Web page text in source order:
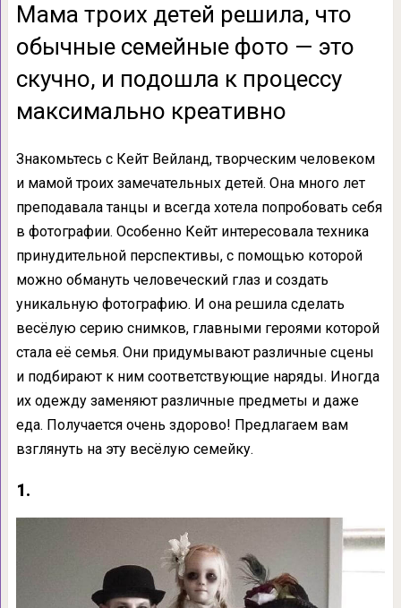
Мама троих детей решила, что
обычные семейные фото — это
скучно, и подошла к процессу
максимально креативно
Знакомьтесь с Кейт Вейланд, творческим человеком
и мамой троих замечательных детей. Она много лет
преподавала танцы и всегда хотела попробовать себя
в фотографии. Особенно Кейт интересовала техника
принудительной перспективы, с помощью которой
можно обмануть человеческий глаз и создать
уникальную фотографию. И она решила сделать
весёлую серию снимков, главными героями которой
стала её семья. Они придумывают различные сцены
и подбирают к ним соответствующие наряды. Иногда
их одежду заменяют различные предметы и даже
еда. Получается очень здорово! Предлагаем вам
взглянуть на эту весёлую семейку.
1.